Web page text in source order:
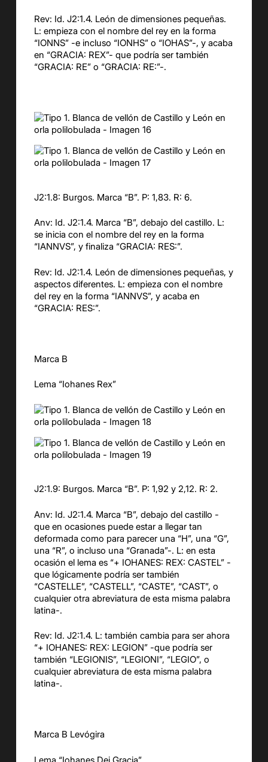
Rev: Id. J2:1.4. León de dimensiones pequeñas.
L: empieza con el nombre del rey en la forma
“IONNS” -e incluso “IONHS” o “IOHAS”-, y acaba
en “GRACIA: REX”- que podría ser también
“GRACIA: RE” o “GRACIA: RE:”-.
J2:1.8: Burgos. Marca “B”. P: 1,83. R: 6.
Anv: Id. J2:1.4. Marca “B”, debajo del castillo. L:
se inicia con el nombre del rey en la forma
“IANNVS”, y finaliza “GRACIA: RES:”.
Rev: Id. J2:1.4. León de dimensiones pequeñas, y
aspectos diferentes. L: empieza con el nombre
del rey en la forma “IANNVS”, y acaba en
“GRACIA: RES:”.
Marca B
Lema “Iohanes Rex”
J2:1.9: Burgos. Marca “B”. P: 1,92 y 2,12. R: 2.
Anv: Id. J2:1.4. Marca “B”, debajo del castillo -
que en ocasiones puede estar a llegar tan
deformada como para parecer una “H”, una “G”,
una “R”, o incluso una “Granada”-. L: en esta
ocasión el lema es “+ IOHANES: REX: CASTEL” -
que lógicamente podría ser también
“CASTELLE”, “CASTELL”, “CASTE”, “CAST”, o
cualquier otra abreviatura de esta misma palabra
latina-.
Rev: Id. J2:1.4. L: también cambia para ser ahora
“+ IOHANES: REX: LEGION” -que podría ser
también “LEGIONIS”, “LEGIONI”, “LEGIO”, o
cualquier abreviatura de esta misma palabra
latina-.
Marca B Levógira
Lema “Iohanes Dei Gracia”